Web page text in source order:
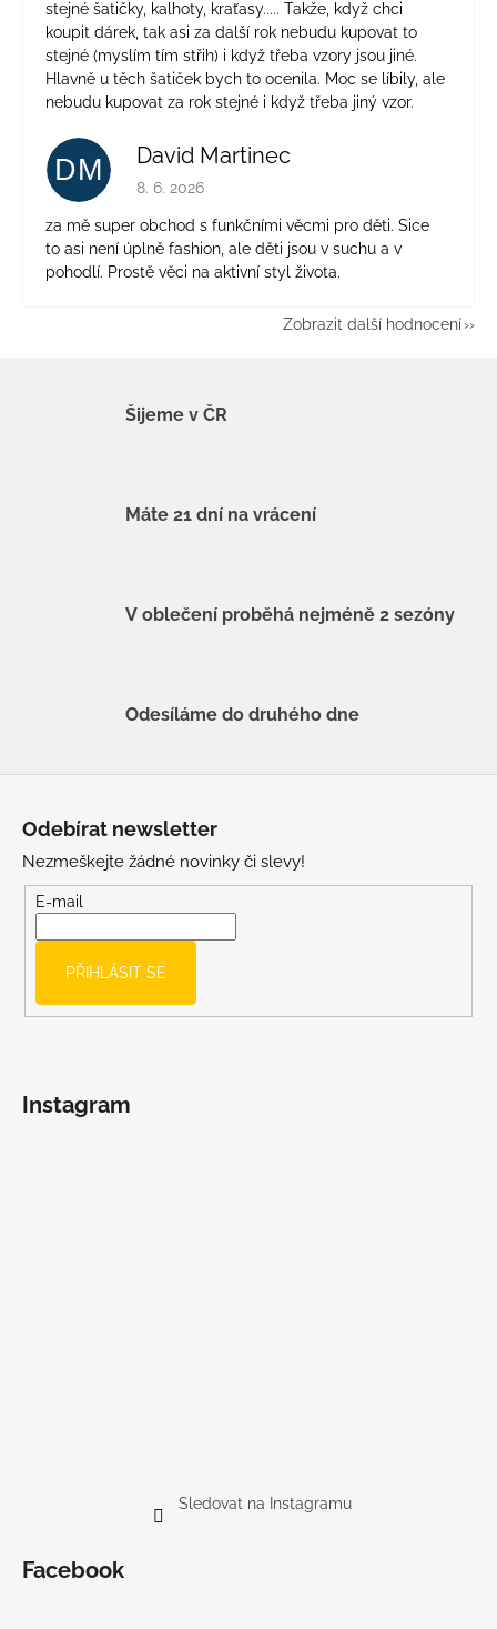
stejné šatičky, kalhoty, kraťasy..... Takže, když chci
koupit dárek, tak asi za další rok nebudu kupovat to
stejné (myslím tím střih) i když třeba vzory jsou jiné.
Hlavně u těch šatiček bych to ocenila. Moc se líbily, ale
nebudu kupovat za rok stejné i když třeba jiný vzor.
DM David Martinec
Hodnocení obchodu je 5 z 5 hvězdiček.
8. 6. 2026
za mě super obchod s funkčními věcmi pro děti. Sice
to asi není úplně fashion, ale děti jsou v suchu a v
pohodlí. Prostě věci na aktivní styl života.
Zobrazit další hodnocení
Šijeme v ČR
Máte 21 dní na vrácení
V oblečení proběhá nejméně 2 sezóny
Odesíláme do druhého dne
Odebírat newsletter
Nezmeškejte žádné novinky či slevy!
E-mail
PŘIHLÁSIT SE
Instagram
Sledovat na Instagramu
Facebook